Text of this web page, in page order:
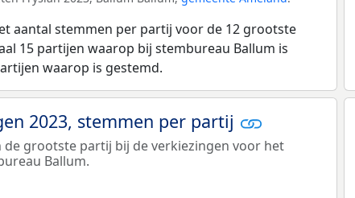
aantal stemmen per partij voor de 12 grootste
15 partijen waarop bij stembureau Ballum is
waarop is gestemd.
2023, stemmen per partij
de grootste partij bij de verkiezingen voor het
Ballum.